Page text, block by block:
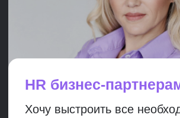
и быть на одной волне со стратегией
Оптимизация процессов
Предложите изменения и будете знать,
Новая зарплата